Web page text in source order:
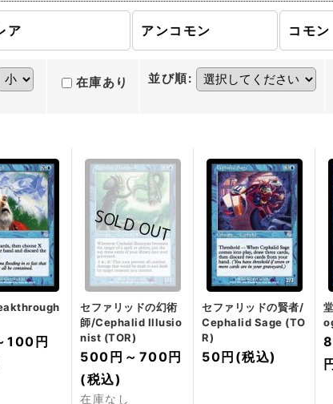
ア アンコモン コモン
在庫あり 並び順:
100円
セファリッドの幻術
師/Cephalid Illusio
nist (TOR)
500円 ～ 700円
(税込)
在庫なし
セファリッドの賢者/
Cephalid Sage (TO
R)
50円 (税込)
円